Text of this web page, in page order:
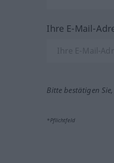
Ihre E-Mail-
Bitte bestätigen
*Pflichtfeld